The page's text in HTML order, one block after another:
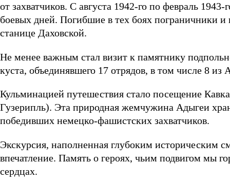
от захватчиков. С августа 1942-го по февраль
боевых дней. Погибшие в тех боях пограничники
станице Даховской.
Не менее важным стал визит к памятнику
куста, объединявшего 17 отрядов, в том числе 8 из
Кульминацией путешествия стало посещение
Гузерипль). Эта природная жемчужина Адыгеи
победивших немецко-фашистских захватчиков.
Экскурсия, наполненная глубоким историческим
впечатление. Память о героях, чьим подвигом мы
сердцах.